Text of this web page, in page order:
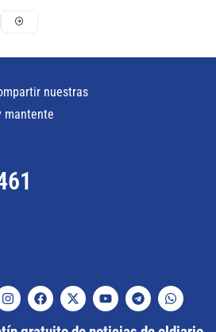
nuestras
mantente